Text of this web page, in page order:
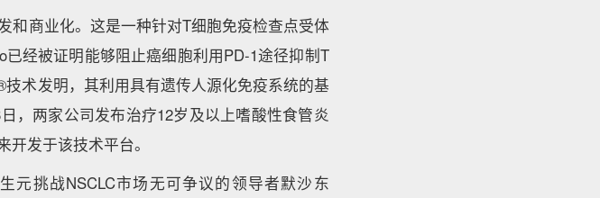
和商业化。这是一种针对T细胞免疫检查点受体
经被证明能够阻止癌细胞利用PD-1途径抑制T
术发明，其利用具有遗传人源化免疫系统的基
，两家公司发布治疗12岁及以上嗜酸性食管炎
开发于该技术平台。
元挑战NSCLC市场无可争议的领导者默沙东